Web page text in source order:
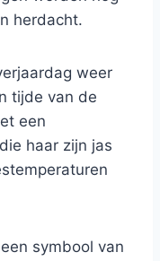
herdacht.
weer
tijde van de
een
haar zijn jas
symbool van